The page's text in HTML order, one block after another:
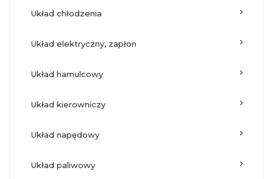
układ chłodzenia
układ elektryczny, zapłon
układ hamulcowy
układ kierowniczy
układ napędowy
układ paliwowy